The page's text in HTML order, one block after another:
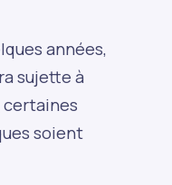
années,
sujette à
soient